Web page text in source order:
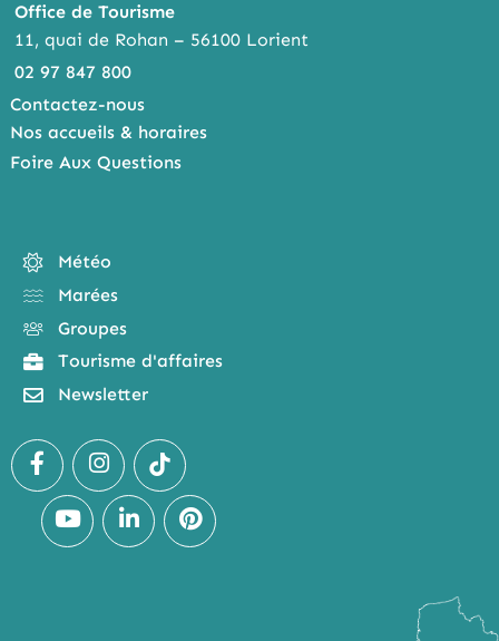
Office de Tourisme
11, quai de Rohan – 56100 Lorient
02 97 847 800
Contactez-nous
Nos accueils & horaires
Foire Aux Questions
Météo
Marées
Groupes
Tourisme d'affaires
Newsletter